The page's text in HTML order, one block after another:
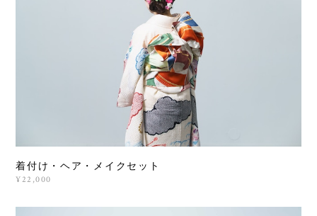
着付け・ヘア・メイクセット
¥22,000